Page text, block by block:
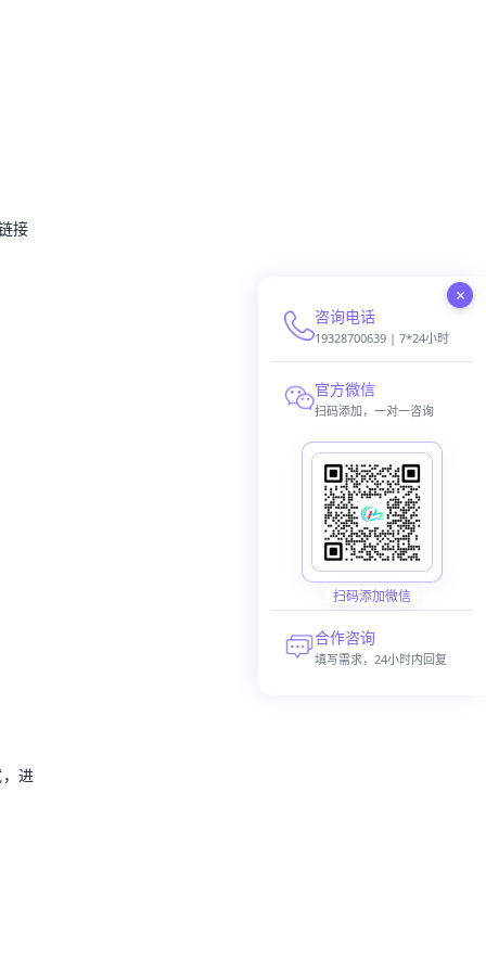
接
进
×
咨询电话
19328700639 | 7*24小时
官方微信
扫码添加，一对一咨询
扫码添加微信
合作咨询
填写需求，24小时内回复